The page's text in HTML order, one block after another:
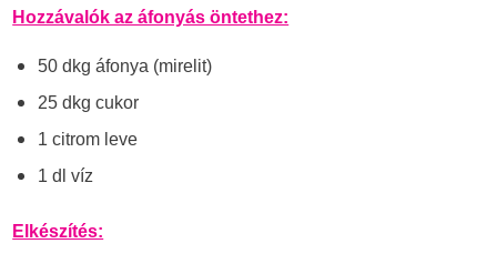
Hozzávalók az áfonyás öntethez:
50 dkg áfonya (mirelit)
25 dkg cukor
1 citrom leve
1 dl víz
Elkészítés: